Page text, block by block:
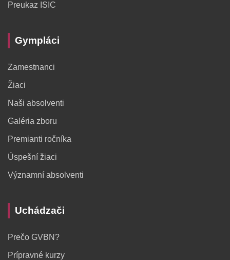
Preukaz ISIC
Gympláci
Zamestnanci
Žiaci
Naši absolventi
Galéria zboru
Premianti ročníka
Úspešní žiaci
Významní absolventi
Uchádzači
Prečo GVBN?
Prípravné kurzy